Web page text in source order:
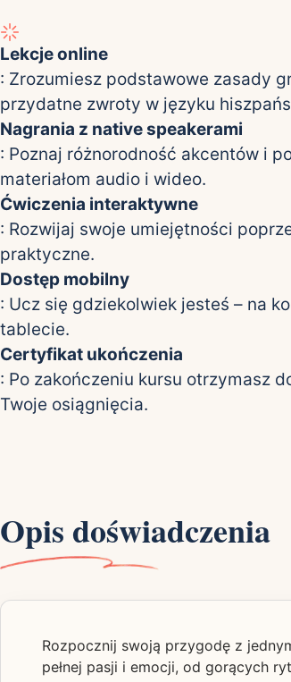
Lekcje online
: Zrozumiesz podstawowe zasady
przydatne zwroty w języku
Nagrania z native speakerami
: Poznaj różnorodność akcentów i
materiałom audio i wideo.
Ćwiczenia interaktywne
: Rozwijaj swoje umiejętności
praktyczne.
Dostęp mobilny
: Ucz się gdziekolwiek jesteś – na
tablecie.
Certyfikat ukończenia
: Po zakończeniu kursu otrzymasz
Twoje osiągnięcia.
Opis doświadczenia
Rozpocznij swoją przygodę z
pełnej pasji i emocji, od gorących